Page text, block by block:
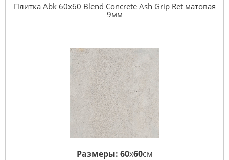
Плитка Abk 60x60 Blend Concrete Ash Grip Ret матовая
9мм
Размеры: 60x60см